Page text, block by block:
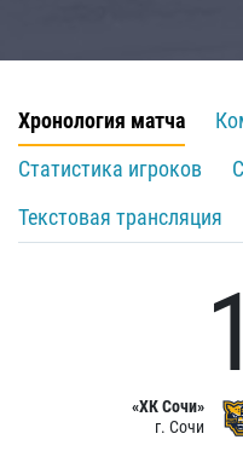
Хронология матча
Статистика игроков
Текстовая трансляция
«ХК Сочи»
г. Сочи